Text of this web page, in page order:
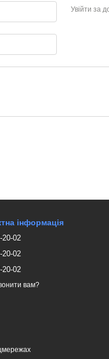
Увійти за
інформація
20-02
20-02
20-02
вам?